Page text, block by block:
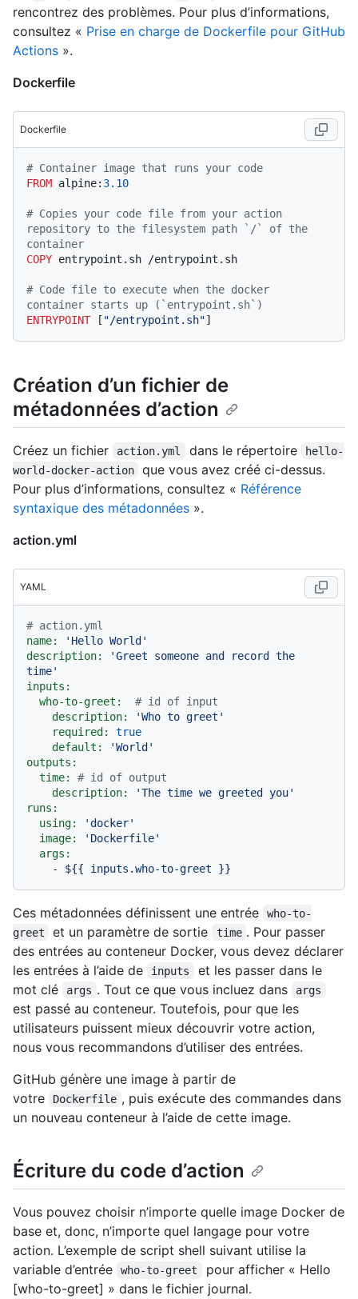
rencontrez des problèmes. Pour plus d’informations,
consultez « Prise en charge de Dockerfile pour GitHub
Actions ».
Dockerfile
Dockerfile
# Container image that runs your code
FROM alpine: 3.10
# Copies your code file from your action
repository to the filesystem path `/` of the
container
COPY entrypoint.sh /entrypoint.sh
# Code file to execute when the docker
container starts up (`entrypoint.sh`)
ENTRYPOINT [ "/entrypoint.sh"]
Création d’un fichier de
métadonnées d’action
Créez un fichier action.yml dans le répertoire
hello-
world-docker-action
que vous avez créé ci-dessus.
Pour plus d’informations, consultez « Référence
syntaxique des métadonnées ».
action.yml
YAML
# action.yml
name:
'Hello World'
description:
'Greet someone and record the
time'
inputs:
who-to-greet:
# id of input
description:
'Who to greet'
required:
true
default:
'World'
outputs:
time:
# id of output
description:
'The time we greeted you'
runs:
using:
'docker'
image:
'Dockerfile'
args:
-
${{ inputs.who-to-greet }}
Ces métadonnées définissent une entrée
who-to-
greet
et un paramètre de sortie time . Pour passer
des entrées au conteneur Docker, vous devez déclarer
les entrées à l’aide de
inputs
et les passer dans le
mot clé
args . Tout ce que vous incluez dans args
est passé au conteneur. Toutefois, pour que les
utilisateurs puissent mieux découvrir votre action,
nous vous recommandons d’utiliser des entrées.
GitHub génère une image à partir de
votre
Dockerfile , puis exécute des commandes dans
un nouveau conteneur à l’aide de cette image.
Écriture du code d’action
Vous pouvez choisir n’importe quelle image Docker de
base et, donc, n’importe quel langage pour votre
action. L’exemple de script shell suivant utilise la
variable d’entrée
who-to-greet
pour afficher « Hello
[who-to-greet] » dans le fichier journal.